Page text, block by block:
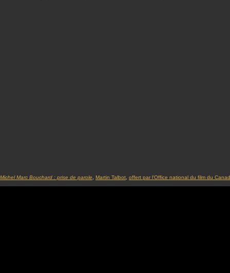
Michel Marc Bouchard : prise de parole Martin Talbot offert par l'Office national du film du